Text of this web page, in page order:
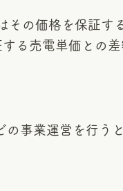
の価格を保証す
る売電単価との
事業運営を行う